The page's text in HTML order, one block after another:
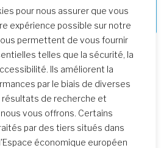
pour nous assurer que vous
expérience possible sur notre
permettent de vous fournir
telles que la sécurité, la
Ils améliorent la
par le biais de diverses
de recherche et
vous offrons. Certains
par des tiers situés dans
économique européen